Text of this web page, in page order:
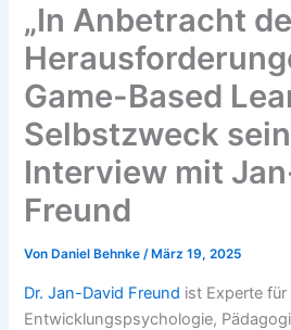
„In Anbetracht
Game-Based
Selbstzweck
Interview mit
Freund
Von Daniel Behnke/ März 19, 2025
Dr. Jan-David Freund ist Experte für
Entwicklungspsychologie,